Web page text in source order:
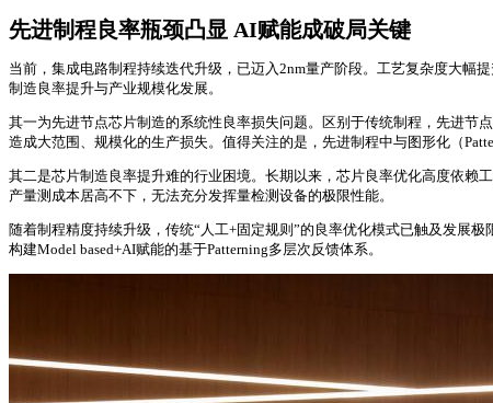
先进制程良率瓶颈凸显 AI赋能成破局关键
当前，集成电路制程持续迭代升级，已迈入2nm量产阶段。工艺复杂度大幅
制造良率提升与产业规模化发展。
其一为先进节点芯片制造的系统性良率损失问题。区别于传统制程，先进节
造成大范围、规模化的生产损失。值得关注的是，先进制程中与图形化（
其二是芯片制造良率提升难的行业困境。长期以来，芯片良率优化高度依赖
产量测成本居高不下，无法充分发挥量检测设备的极限性能。
随着制程精度持续升级，传统“人工+固定规则”的良率优化模式已触及发展
构建Model based+AI赋能的基于Patterning多层次反馈体系。